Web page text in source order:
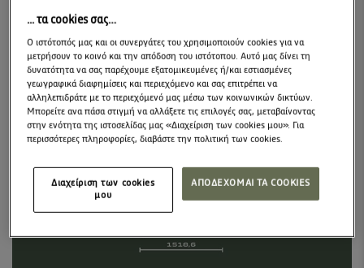
... τα cookies σας…
Ο ιστότοπός μας και οι συνεργάτες του χρησιμοποιούν cookies για να
μετρήσουν το κοινό και την απόδοση του ιστότοπου. Αυτό μας δίνει τη
δυνατότητα να σας παρέχουμε εξατομικευμένες ή/και εστιασμένες
γεωγραφικά διαφημίσεις και περιεχόμενο και σας επιτρέπει να
αλληλεπιδράτε με το περιεχόμενό μας μέσω των κοινωνικών δικτύων.
Μπορείτε ανα πάσα στιγμή να αλλάξετε τις επιλογές σας, μεταβαίνοντας
στην ενότητα της ιστοσελίδας μας «Διαχείριση των cookies μου». Για
περισσότερες πληροφορίες, διαβάστε την πολιτική των cookies.
ΑΠΟΔΕΧΟΜΑΙ ΤΑ COOKIES
Διαχείριση των cookies
μου